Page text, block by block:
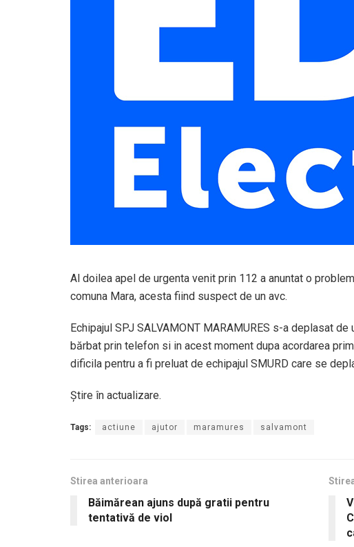
Al doilea apel de urgenta venit prin 112 a anuntat o
comuna Mara, acesta fiind suspect de un avc.
Echipajul SPJ SALVAMONT MARAMURES s-a deplasat
bărbat prin telefon si in acest moment dupa acordarea
dificila pentru a fi preluat de echipajul SMURD care se
Știre în actualizare.
Tags: actiune ajutor maramures salvamont
Stirea anterioara
Băimărean ajuns după gratii pentru
tentativă de viol